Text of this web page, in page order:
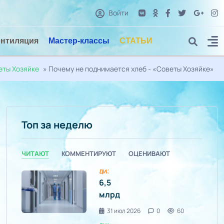
Войти
Мастер-классы СТАТЬИ
Хозяйке » Почему не поднимается хлеб - «Советы Хозяйке»
Топ за неделю
ЧИТАЮТ КОММЕНТИРУЮТ ОЦЕНИВАЮТ
ДИЗАЙН ИНТЕРЬЕРА / УЮТ И КОМФОРТ
6,5
млрд
тенге31 июл 2026 0 60